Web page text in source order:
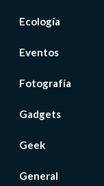
Ecología
Eventos
Fotografía
Gadgets
Geek
General